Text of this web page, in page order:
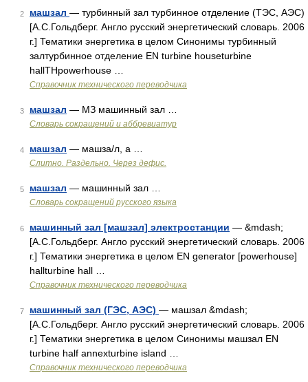
2 машзал — турбинный зал турбинное отделение (ТЭС, АЭС)
[А.С.Гольдберг. Англо русский энергетический словарь. 2006
г.] Тематики энергетика в целом Синонимы турбинный
залтурбинное отделение EN turbine houseturbine
hallTHpowerhouse …
Справочник технического переводчика
3 машзал — МЗ машинный зал …
Словарь сокращений и аббревиатур
4 машзал — машза/л, а …
Слитно. Раздельно. Через дефис.
5 машзал — машинный зал …
Словарь сокращений русского языка
6 машинный зал [машзал] электростанции — &mdash;
[А.С.Гольдберг. Англо русский энергетический словарь. 2006
г.] Тематики энергетика в целом EN generator [powerhouse]
hallturbine hall …
Справочник технического переводчика
7 машинный зал (ГЭС, АЭС) — машзал &mdash;
[А.С.Гольдберг. Англо русский энергетический словарь. 2006
г.] Тематики энергетика в целом Синонимы машзал EN
turbine half annexturbine island …
Справочник технического переводчика